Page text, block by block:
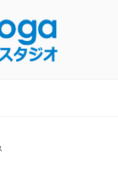
ら徒歩５分！